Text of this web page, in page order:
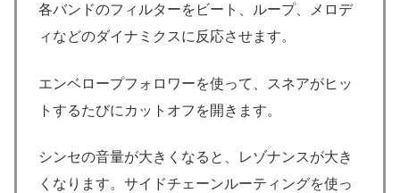
各バンドのフィルターをビート、ループ、メロデ
ィなどのダイナミクスに反応させます。
エンベロープフォロワーを使って、スネアがヒッ
トするたびにカットオフを開きます。
シンセの音量が大きくなると、レゾナンスが大き
くなります。サイドチェーンルーティングを使っ